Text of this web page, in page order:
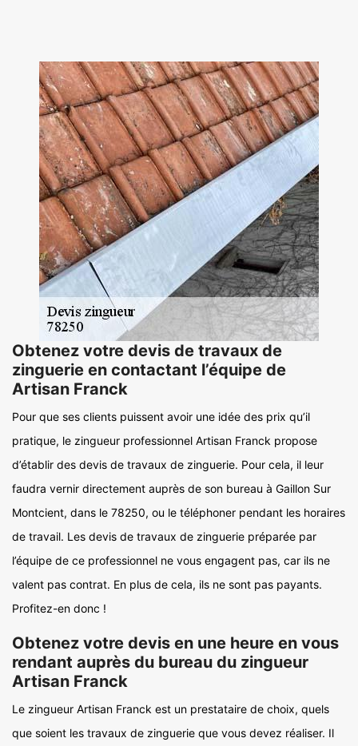
Obtenez votre devis de travaux de
zinguerie en contactant l’équipe de
Artisan Franck
Pour que ses clients puissent avoir une idée des prix qu’il
pratique, le zingueur professionnel Artisan Franck propose
d’établir des devis de travaux de zinguerie. Pour cela, il leur
faudra vernir directement auprès de son bureau à Gaillon Sur
Montcient, dans le 78250, ou le téléphoner pendant les horaires
de travail. Les devis de travaux de zinguerie préparée par
l’équipe de ce professionnel ne vous engagent pas, car ils ne
valent pas contrat. En plus de cela, ils ne sont pas payants.
Profitez-en donc !
Obtenez votre devis en une heure en vous
rendant auprès du bureau du zingueur
Artisan Franck
Le zingueur Artisan Franck est un prestataire de choix, quels
que soient les travaux de zinguerie que vous devez réaliser. Il